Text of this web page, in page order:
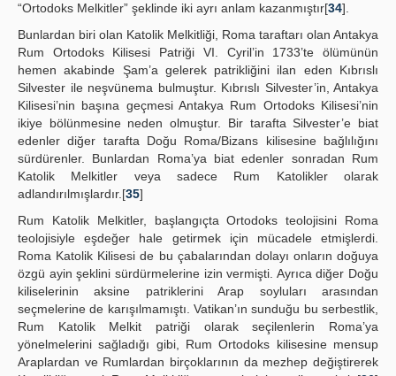
“Ortodoks Melkitler” şeklinde iki ayrı anlam kazanmıştır[34].
Bunlardan biri olan Katolik Melkitliği, Roma taraftarı olan Antakya
Rum Ortodoks Kilisesi Patriği VI. Cyril’in 1733’te ölümünün
hemen akabinde Şam’a gelerek patrikliğini ilan eden Kıbrıslı
Silvester ile neşvünema bulmuştur. Kıbrıslı Silvester’in, Antakya
Kilisesi’nin başına geçmesi Antakya Rum Ortodoks Kilisesi’nin
ikiye bölünmesine neden olmuştur. Bir tarafta Silvester’e biat
edenler diğer tarafta Doğu Roma/Bizans kilisesine bağlılığını
sürdürenler. Bunlardan Roma’ya biat edenler sonradan Rum
Katolik Melkitler veya sadece Rum Katolikler olarak
adlandırılmışlardır.[35]
Rum Katolik Melkitler, başlangıçta Ortodoks teolojisini Roma
teolojisiyle eşdeğer hale getirmek için mücadele etmişlerdi.
Roma Katolik Kilisesi de bu çabalarından dolayı onların doğuya
özgü ayin şeklini sürdürmelerine izin vermişti. Ayrıca diğer Doğu
kiliselerinin aksine patriklerini Arap soyluları arasından
seçmelerine de karışılmamıştı. Vatikan’ın sunduğu bu serbestlik,
Rum Katolik Melkit patriği olarak seçilenlerin Roma’ya
yönelmelerini sağladığı gibi, Rum Ortodoks kilisesine mensup
Araplardan ve Rumlardan birçoklarının da mezhep değiştirerek